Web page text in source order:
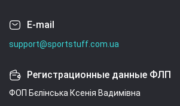
E-mail
support@sportstuff.com.ua
Регистрационные данные ФЛП
ФОП Бєлінська Ксенія Вадимівна